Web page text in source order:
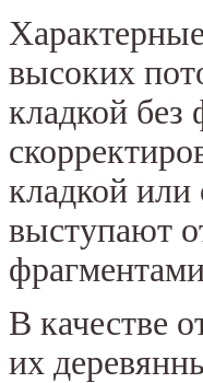
высоких
кладкой
кладкой
выступают
В качестве
их